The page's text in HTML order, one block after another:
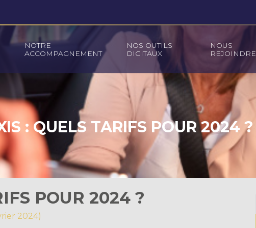
NOTRE
ACCOMPAGNEMENT
NOS OUTILS
DIGITAUX
NOUS
REJOINDRE
: QUELS TARIFS POUR 2024 ?
POUR 2024 ?
2024)